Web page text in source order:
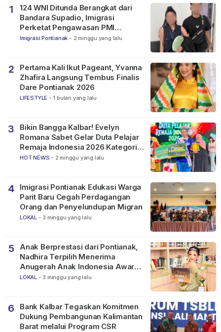
1
124 WNI Ditunda Berangkat dari
Bandara Supadio, Imigrasi
Perketat Pengawasan PMI
Nonprosedural
Imigrasi Pontianak - 2 minggu yang lalu
2
Pertama Kali Ikut Pageant, Yvanna
Zhafira Langsung Tembus Finalis
Dare Pontianak 2026
LIFESTYLE - 1 bulan yang lalu
3
Bikin Bangga Kalbar! Evelyn
Romana Sabet Gelar Duta Pelajar
Remaja Indonesia 2026 Kategori
SMP
HOT NEWS - 2 minggu yang lalu
4
Imigrasi Pontianak Edukasi Warga
Parit Baru Cegah Perdagangan
Orang dan Penyelundupan Migran
LOKAL - 3 minggu yang lalu
5
Anak Berprestasi dari Pontianak,
Nadhira Terpilih Menerima
Anugerah Anak Indonesia Awards
2026
LOKAL - 3 minggu yang lalu
6
Bank Kalbar Tegaskan Komitmen
Dukung Pembangunan Kalimantan
Barat melalui Program CSR